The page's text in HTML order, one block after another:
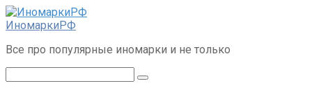
Перейти
к
ИномаркиРФ
Все про популярные иномарки и не только